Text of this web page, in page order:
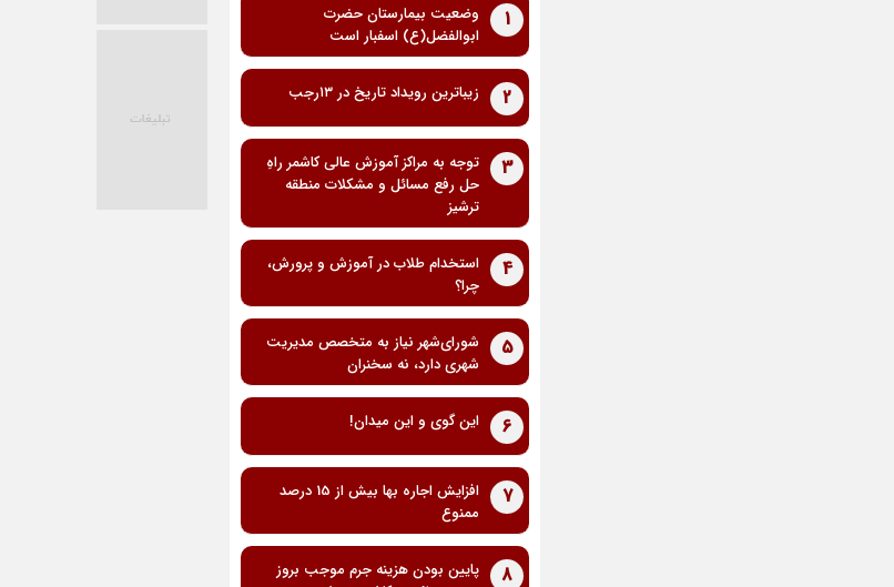
1
وضعیت بیمارستان حضرت
ابوالفضل(ع) اسفبار است
2 زیباترین رویداد تاریخ در ۱۳رجب
3
توجه به مراکز آموزش عالی کاشمر راهِ
حل رفع مسائل و مشکلات منطقه
ترشیز
4
استخدام طلاب در آموزش و پرورش،
چرا؟
5
شورای‌شهر نیاز به متخصص مدیریت
شهری دارد، نه سخنران
6 این گوی و این میدان!
7
افزایش اجاره بها بیش از 15 درصد
ممنوع
8
پایین بودن هزینه جرم موجب بروز